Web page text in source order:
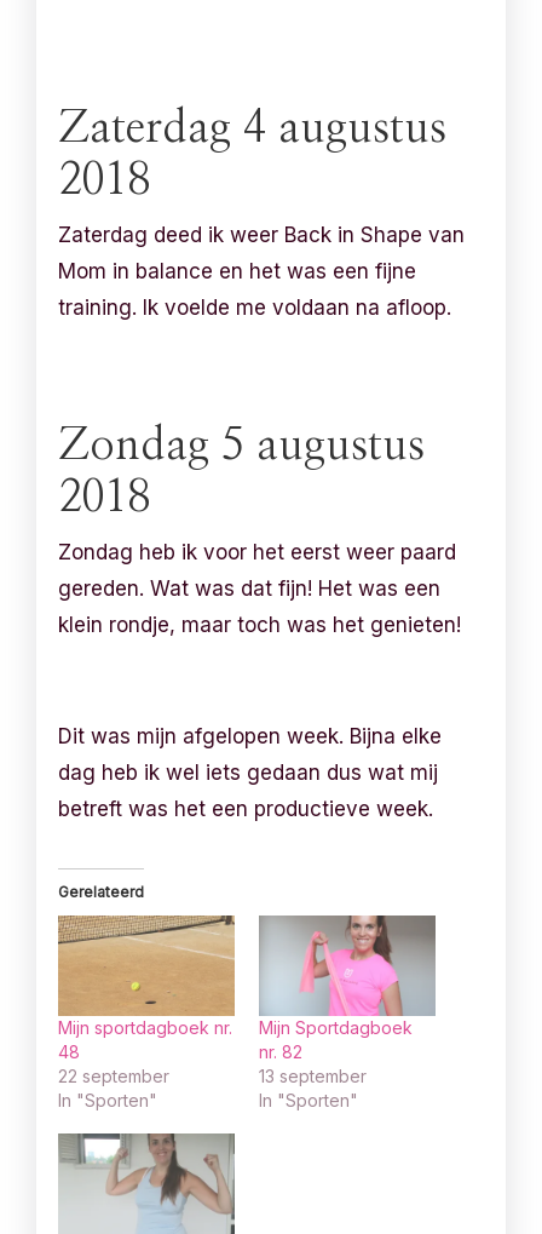
Zaterdag 4 augustus
2018
Zaterdag deed ik weer Back in Shape van
Mom in balance en het was een fijne
training. Ik voelde me voldaan na afloop.
Zondag 5 augustus
2018
Zondag heb ik voor het eerst weer paard
gereden. Wat was dat fijn! Het was een
klein rondje, maar toch was het genieten!
Dit was mijn afgelopen week. Bijna elke
dag heb ik wel iets gedaan dus wat mij
betreft was het een productieve week.
Gerelateerd
Mijn sportdagboek nr.
48
22 september
In "Sporten"
Mijn Sportdagboek
nr. 82
13 september
In "Sporten"